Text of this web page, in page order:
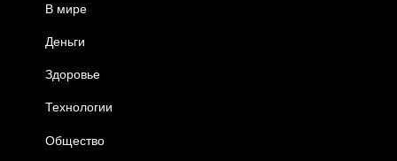
В мире
Деньги
Здоровье
Технологии
Общество